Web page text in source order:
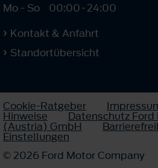
Mo - So
00:00-24:00
Kontakt & Anfahrt
Standortübersicht
Cookie-Ratgeber
Hinweise Datenschutz
(Austria) GmbH
Einstellungen
© 2026 Ford Motor Company